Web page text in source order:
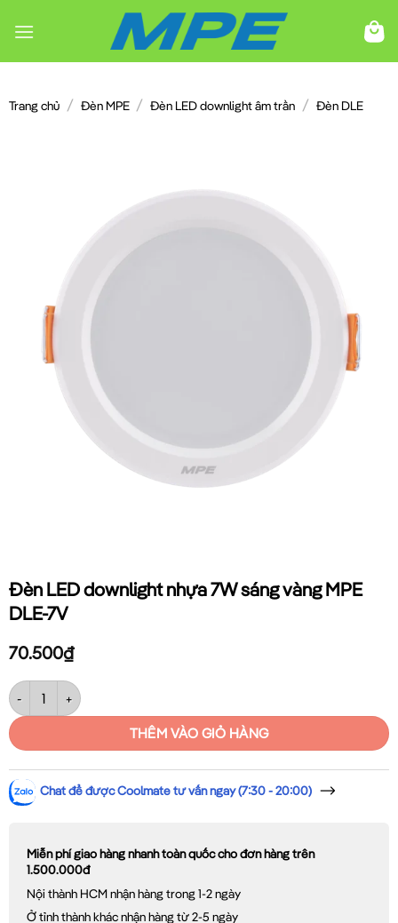
đến
Trang chủ / Đèn MPE / Đèn LED downlight âm trần / Đèn DLE
Đèn LED downlight nhựa 7W sáng vàng MPE
DLE-7V
70.500₫
Đèn LED downlight nhựa 7W sáng vàng MPE DLE-7V số lượng
THÊM VÀO GIỎ HÀNG
Chat để được Coolmate tư vấn ngay (7:30 - 20:00)
Miễn phí giao hàng nhanh toàn quốc cho đơn hàng trên
1.500.000đ
Nội thành HCM nhận hàng trong 1-2 ngày
Ở tỉnh thành khác nhận hàng từ 2-5 ngày